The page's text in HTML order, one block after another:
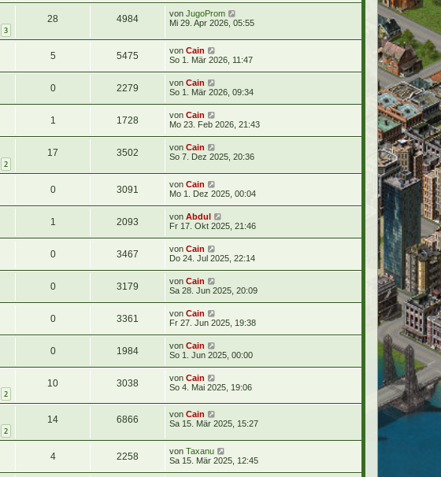
3
28 4984 von JugoProm
Mi 29. Apr 2026, 05:55
5 5475 von Cain
So 1. Mär 2026, 11:47
0 2279 von Cain
So 1. Mär 2026, 09:34
1 1728 von Cain
Mo 23. Feb 2026, 21:43
2
17 3502 von Cain
So 7. Dez 2025, 20:36
0 3091 von Cain
Mo 1. Dez 2025, 00:04
1 2093 von Abdul
Fr 17. Okt 2025, 21:46
0 3467 von Cain
Do 24. Jul 2025, 22:14
0 3179 von Cain
Sa 28. Jun 2025, 20:09
0 3361 von Cain
Fr 27. Jun 2025, 19:38
0 1984 von Cain
So 1. Jun 2025, 00:00
2
10 3038 von Cain
So 4. Mai 2025, 19:06
2
14 6866 von Cain
Sa 15. Mär 2025, 15:27
4 2258 von Taxanu
Sa 15. Mär 2025, 12:45